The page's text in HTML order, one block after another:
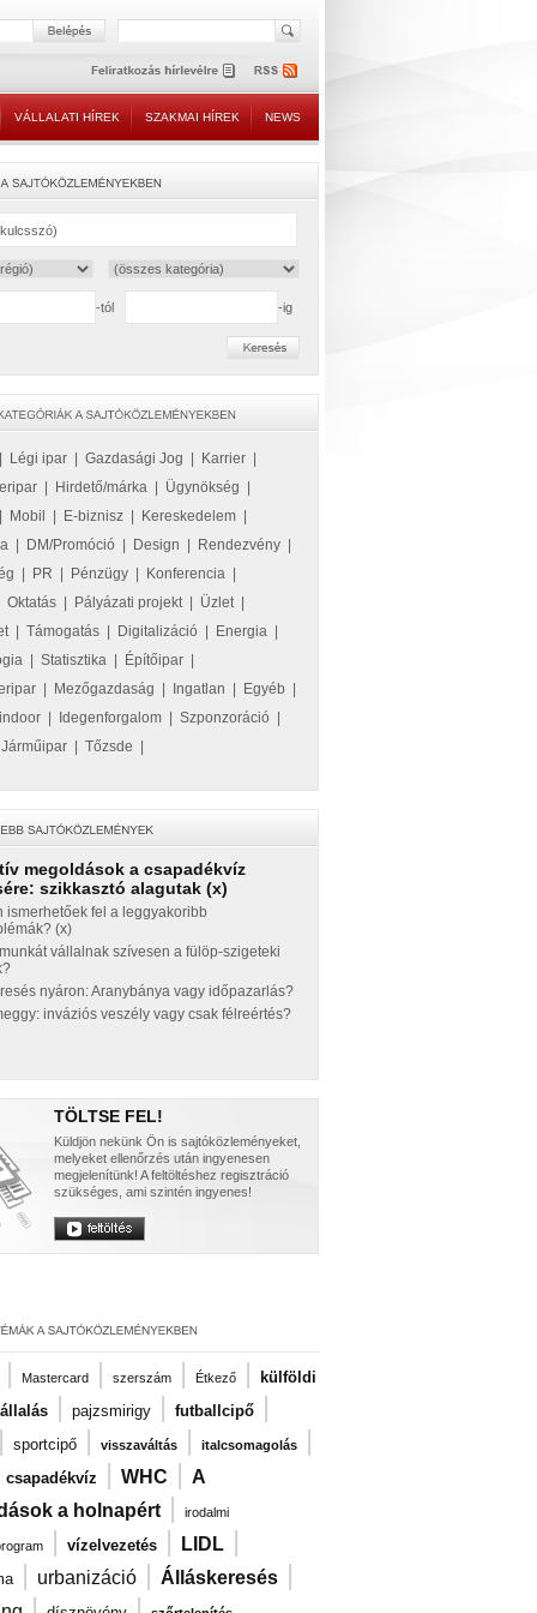
VÁLLALATI HÍREK SZAKMAI HÍREK NEWS
-tól -ig
Légi ipar Gazdasági Jog Karrier
Hirdető/márka Ügynökség
Mobil E-biznisz Kereskedelem
DM/Promóció Design Rendezvény
PR Pénzügy Konferencia
Oktatás Pályázati projekt| Üzlet|
| Támogatás Digitalizáció Energia
Statisztika Építőipar
Mezőgazdaság Ingatlan Egyéb
Idegenforgalom Szponzoráció
Járműipar Tőzsde
megoldások a csapadékvíz
szikkasztó alagutak (x)
ismerhetőek fel a leggyakoribb
(x)
vállalnak szívesen a fülöp-szigeteki
nyáron: Aranybánya vagy időpazarlás?
inváziós veszély vagy csak félreértés?
TÖLTSE FEL!
Küldjön nekünk Ön is sajtóközleményeket,
melyeket ellenőrzés után ingyenesen
megjelenítünk! A feltöltéshez regisztráció
szükséges, ami szintén ingyenes!
| Mastercard | szerszám | Étkező |
külföldi
| pajzsmirigy | futballcipő |
| sportcipő | visszaváltás | italcsomagolás |
csapadékvíz | WHC | A
a holnapért | irodalmi
| vízelvezetés | LIDL |
| urbanizáció | Álláskeresés |